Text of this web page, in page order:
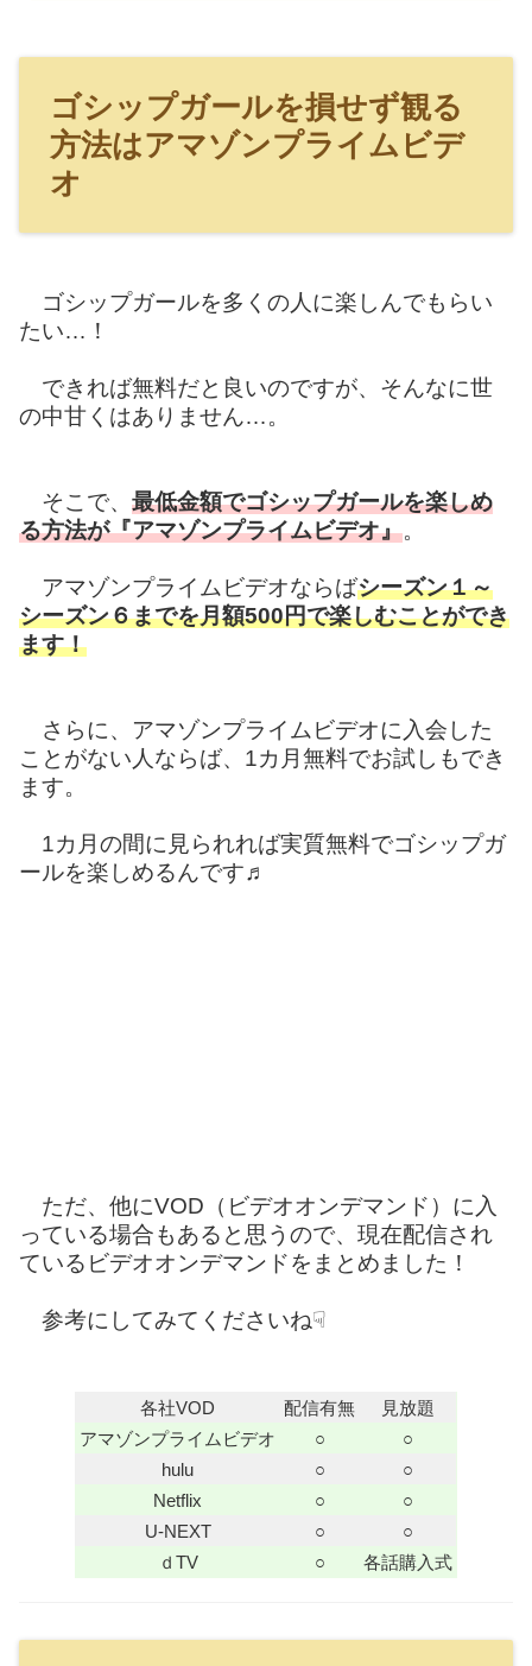
ゴシップガールを損せず観る
方法はアマゾンプライムビデ
オ
ゴシップガールを多くの人に楽しんでもらい
たい…！
できれば無料だと良いのですが、そんなに世
の中甘くはありません…。
そこで、 最低金額でゴシップガールを楽しめ
る方法が『アマゾンプライムビデオ』。
アマゾンプライムビデオならばシーズン１～
シーズン６までを月額500円で楽しむことができ
ます！
さらに、アマゾンプライムビデオに入会した
ことがない人ならば、1カ月無料でお試しもでき
ます。
1カ月の間に見られれば実質無料でゴシップガ
ールを楽しめるんです♬
ただ、他にVOD（ビデオオンデマンド）に入
っている場合もあると思うので、現在配信され
ているビデオオンデマンドをまとめました！
参考にしてみてくださいね☟
各社VOD 配信有無
見放題
アマゾンプライムビデオ
○
○
hulu
○
○
Netflix
○
○
U-NEXT
○
○
ｄTV
○ 各話購入式